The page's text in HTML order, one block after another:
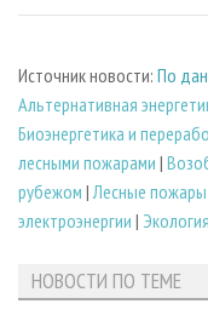
Источник новости: По
Альтернативная
Биoэнергетика и
лесными пожарами |
рубежом | Лесные пожары
электроэнергии | Экология
НОВОСТИ ПО ТЕМЕ